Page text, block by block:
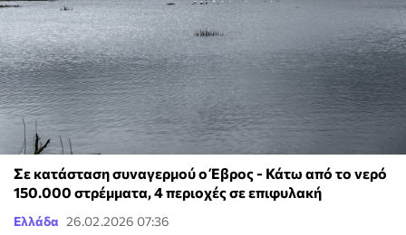
Σε κατάσταση συναγερμού ο Έβρος - Κάτω από το νερό
150.000 στρέμματα, 4 περιοχές σε επιφυλακή
Ελλάδα 26.02.2026 07:36